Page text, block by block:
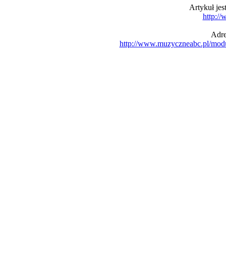
Artykuł
http://
http://www.muzyczneabc.pl/